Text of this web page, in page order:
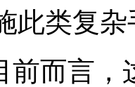
此类复
前而言